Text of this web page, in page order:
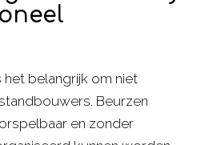
belangrijk om niet
Beurzen
en zonder